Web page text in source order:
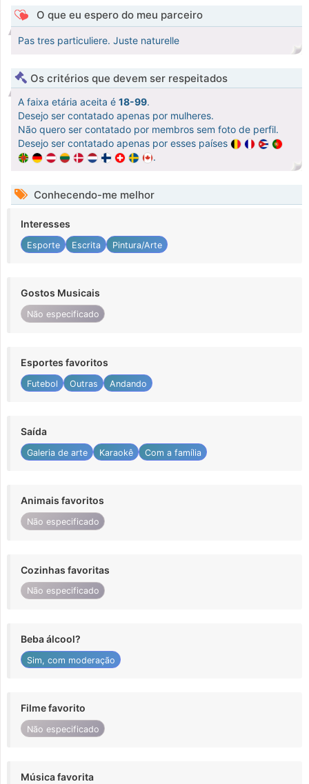
O que eu espero do meu parceiro
Pas tres particuliere. Juste naturelle
Os critérios que devem ser respeitados
A faixa etária aceita é 18-99.
Desejo ser contatado apenas por mulheres.
Não quero ser contatado por membros sem foto de perfil.
Desejo ser contatado apenas por esses países
.
Conhecendo-me melhor
Interesses
Esporte Escrita Pintura/Arte
Gostos Musicais
Não especificado
Esportes favoritos
Futebol Outras Andando
Saída
Galeria de arte Karaokê Com a família
Animais favoritos
Não especificado
Cozinhas favoritas
Não especificado
Beba álcool?
Sim, com moderação
Filme favorito
Não especificado
Música favorita